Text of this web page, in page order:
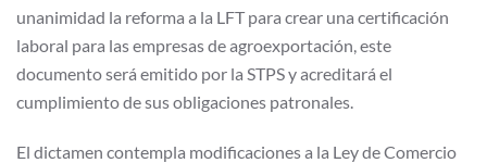
unanimidad la reforma a la LFT para crear una certificación
laboral para las empresas de agroexportación, este
documento será emitido por la STPS y acreditará el
cumplimiento de sus obligaciones patronales.
El dictamen contempla modificaciones a la Ley de Comercio